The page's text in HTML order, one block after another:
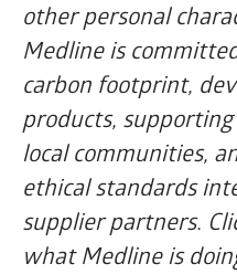
other personal
Medline is
carbon footprint,
products,
local communities,
ethical standards
supplier partners.
what Medline is